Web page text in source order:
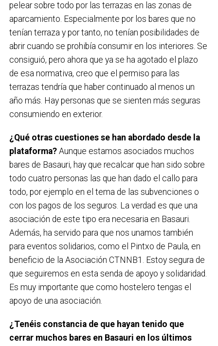
pelear sobre todo por las terrazas en las zonas de
aparcamiento. Especialmente por los bares que no
tenían terraza y por tanto, no tenían posibilidades de
abrir cuando se prohibía consumir en los interiores. Se
consiguió, pero ahora que ya se ha agotado el plazo
de esa normativa, creo que el permiso para las
terrazas tendría que haber continuado al menos un
año más. Hay personas que se sienten más seguras
consumiendo en exterior.
¿Qué otras cuestiones se han abordado desde la
plataforma?Aunque estamos asociados muchos
bares de Basauri, hay que recalcar que han sido sobre
todo cuatro personas las que han dado el callo para
todo, por ejemplo en el tema de las subvenciones o
con los pagos de los seguros. La verdad es que una
asociación de este tipo era necesaria en Basauri.
Además, ha servido para que nos unamos también
para eventos solidarios, como el Pintxo de Paula, en
beneficio de la Asociación CTNNB1. Estoy segura de
que seguiremos en esta senda de apoyo y solidaridad.
Es muy importante que como hostelero tengas el
apoyo de una asociación.
¿Tenéis constancia de que hayan tenido que
cerrar muchos bares en Basauri en los últimos